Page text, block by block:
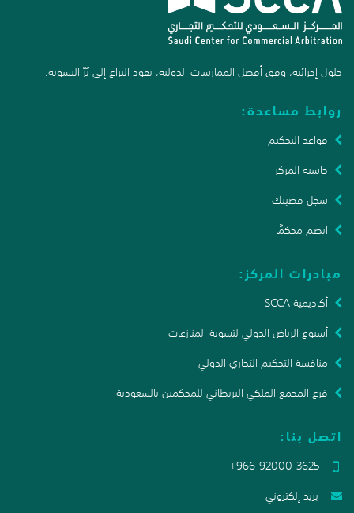
حلول إجرائية، وفق أفضل الممارسات الدولية، تقود النزاع إلى بَرّ التسوية.
روابط مساعدة:
قواعد التحكيم
حاسبة المركز
سجل قضيتك
انضم محكمًا
مبادرات المركز:
أكاديمية SCCA
أسبوع الرياض الدولي لتسوية المنازعات
منافسة التحكيم التجاري الدولي
فرع المجمع الملكي البريطاني للمحكمين بالسعودية
اتصل بنا:
+966-92000-3625
بريد إلكتروني